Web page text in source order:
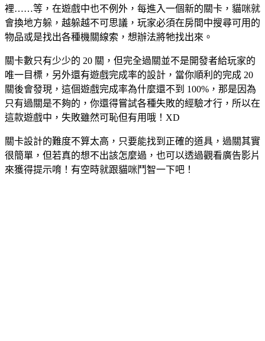
裡……等，在遊戲中也不例外，每進入一個新的關卡，貓咪就
會換地方躲，越躲越不可思議，玩家必須在房間中搜尋可用的
物品或是找出各種機關線索，想辦法將牠找出來。
關卡數只有少少的 20 關，但完全過關並不是開發者給玩家的
唯一目標，另外還有遊戲完成率的設計，當你順利的完成 20
關後會發現，這個遊戲完成率為什麼還不到 100%，那是因為
只有過關是不夠的，你還得嘗試各種失敗的經驗才行，所以在
這款遊戲中，失敗雖然可恥但有用哦！XD
關卡設計的難度不算太高，只要能找到正確的道具，過關其實
很簡單，但若真的想不出該怎麼過，也可以透過觀看廣告影片
來獲得提示唷！有空時就跟貓咪鬥智一下吧！